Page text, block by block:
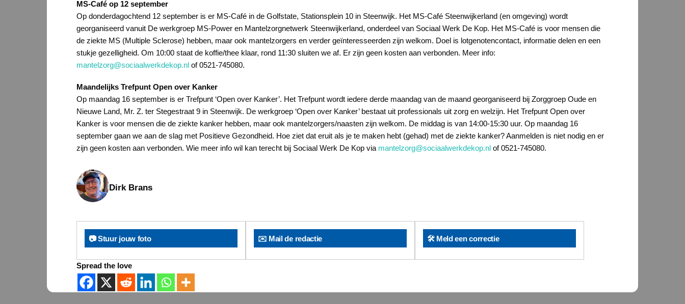
MS-Café op 12 september
Op donderdagochtend 12 september is er MS-Café in de Golfstate, Stationsplein 10 in Steenwijk. Het MS-Café Steenwijkerland (en omgeving) wordt
georganiseerd vanuit De werkgroep MS-Power en Mantelzorgnetwerk Steenwijkerland, onderdeel van Sociaal Werk De Kop. Het MS-Café is voor mensen die
de ziekte MS (Multiple Sclerose) hebben, maar ook mantelzorgers en verder geïnteresseerden zijn welkom. Doel is lotgenotencontact, informatie delen en een
stukje gezelligheid. Om 10:00 staat de koffie/thee klaar, rond 11:30 sluiten we af. Er zijn geen kosten aan verbonden. Meer info:
mantelzorg@sociaalwerkdekop.nl of 0521-745080.
Maandelijks Trefpunt Open over Kanker
Op maandag 16 september is er Trefpunt ‘Open over Kanker’. Het Trefpunt wordt iedere derde maandag van de maand georganiseerd bij Zorggroep Oude en
Nieuwe Land, Mr. Z. ter Stegestraat 9 in Steenwijk. De werkgroep ‘Open over Kanker’ bestaat uit professionals uit zorg en welzijn. Het Trefpunt Open over
Kanker is voor mensen die de ziekte kanker hebben, maar ook mantelzorgers/naasten zijn welkom. De middag is van 14:00-15:30 uur. Op maandag 16
september gaan we aan de slag met Positieve Gezondheid. Hoe ziet dat eruit als je te maken hebt (gehad) met de ziekte kanker? Aanmelden is niet nodig en er
zijn geen kosten aan verbonden. Wie meer info wil kan terecht bij Sociaal Werk De Kop via mantelzorg@sociaalwerkdekop.nl of 0521-745080.
Dirk Brans
📷 Stuur jouw foto ✉️ Mail de redactie 🛠️ Meld een correctie
Spread the love